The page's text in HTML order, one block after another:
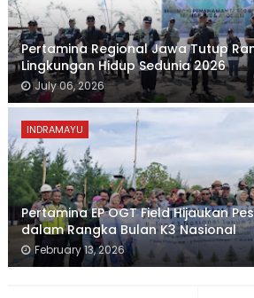
Pertamina Regional Jawa Tutup
Lingkungan Hidup Sedunia 2026
July 06, 2026
INDRAMAYU
Pertamina EP OGT Field Hijaukan
dalam Rangka Bulan K3 Nasional
February 13, 2026